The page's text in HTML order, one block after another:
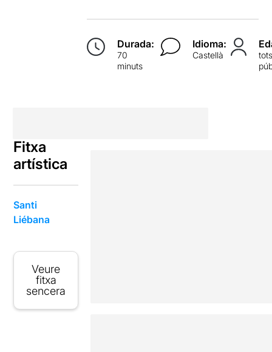
Durada:
70
minuts
Idioma:
Castellà
Fitxa
artística
Santi
Liébana
Veure
fitxa
sencera